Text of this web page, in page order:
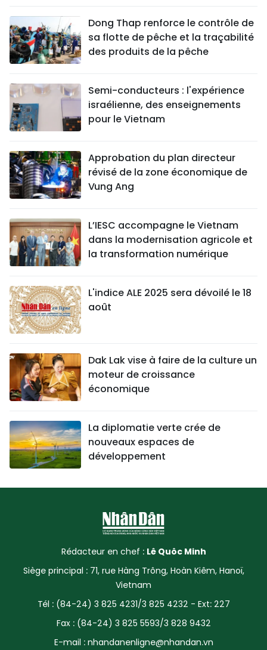
Dong Thap renforce le contrôle de
sa flotte de pêche et la traçabilité
des produits de la pêche
Semi-conducteurs : l'expérience
israélienne, des enseignements
pour le Vietnam
Approbation du plan directeur
révisé de la zone économique de
Vung Ang
L’IESC accompagne le Vietnam
dans la modernisation agricole et
la transformation numérique
L'indice ALE 2025 sera dévoilé le 18
août
Dak Lak vise à faire de la culture un
moteur de croissance
économique
La diplomatie verte crée de
nouveaux espaces de
développement
Rédacteur en chef : Lê Quôc Minh
Siège principal : 71, rue Hàng Trông, Hoàn Kiêm, Hanoï,
Vietnam
Tél : (84-24) 3 825 4231/3 825 4232 - Ext: 227
Fax : (84-24) 3 825 5593/3 828 9432
E-mail : nhandanenligne@nhandan.vn